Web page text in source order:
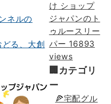
ネルの
け ショップ
ジャパンのト
ゥルースリー
パー 16893
views
🏢カテゴリ
ー
🍕宅配グル